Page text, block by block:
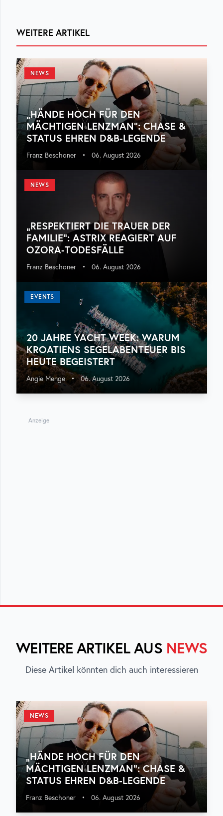
WEITERE ARTIKEL
NEWS
„HÄNDE HOCH FÜR DEN
MÄCHTIGEN LENZMAN“: CHASE &
STATUS EHREN D&B-LEGENDE
Franz Beschoner • 06. August 2026
NEWS
„RESPEKTIERT DIE TRAUER DER
FAMILIE“: ASTRIX REAGIERT AUF
OZORA-TODESFÄLLE
Franz Beschoner • 06. August 2026
EVENTS
20 JAHRE YACHT WEEK: WARUM
KROATIENS SEGELABENTEUER BIS
HEUTE BEGEISTERT
Angie Menge • 06. August 2026
Anzeige
WEITERE ARTIKEL AUS NEWS
Diese Artikel könnten dich auch interessieren
NEWS
„HÄNDE HOCH FÜR DEN
MÄCHTIGEN LENZMAN“: CHASE &
STATUS EHREN D&B-LEGENDE
Franz Beschoner • 06. August 2026